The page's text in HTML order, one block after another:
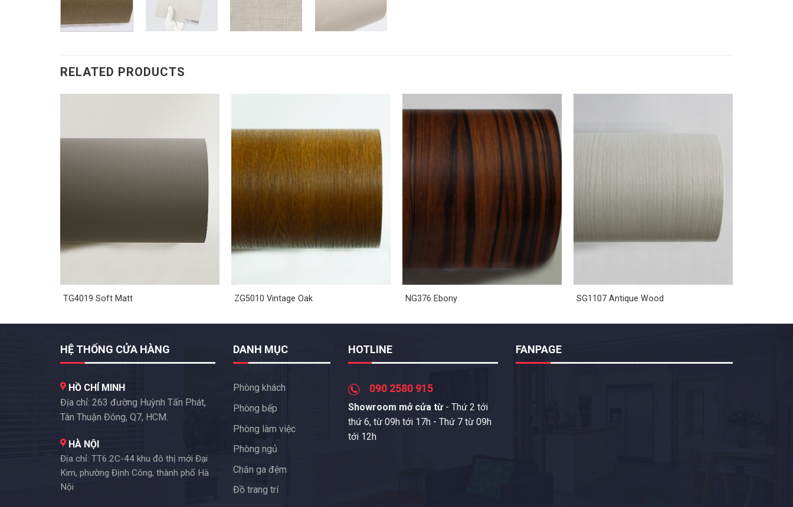
RELATED PRODUCTS
TG4019 Soft Matt ZG5010 Vintage Oak NG376 Ebony SG1107 Antique Wood
HỆ THỐNG CỬA HÀNG
HỒ CHÍ MINH
Địa chỉ: 263 đường Huỳnh Tấn Phát,
Tân Thuận Đông, Q7, HCM.
HÀ NỘI
Địa chỉ: TT6.2C-44 khu đô thị mới Đại
Kim, phường Định Công, thành phố Hà
Nội
DANH MỤC
Phòng khách
Phòng bếp
Phòng làm việc
Phòng ngủ
Chăn ga đệm
Đồ trang trí
HOTLINE
090 2580 915
Showroom mở cửa từ - Thứ 2 tới
thứ 6, từ 09h tới 17h - Thứ 7 từ 09h
tới 12h
FANPAGE